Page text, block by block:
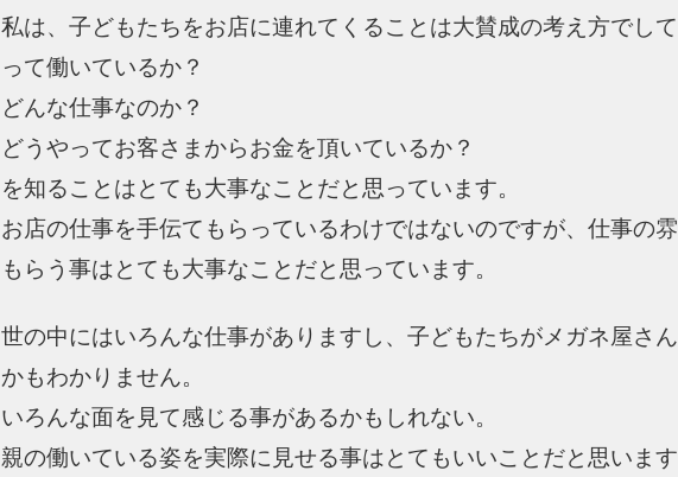
私は、子どもたちをお店に連れてくることは大賛成の考え方でし
って働いているか？
どんな仕事なのか？
どうやってお客さまからお金を頂いているか？
を知ることはとても大事なことだと思っています。
お店の仕事を手伝てもらっているわけではないのですが、仕事の
もらう事はとても大事なことだと思っています。
世の中にはいろんな仕事がありますし、子どもたちがメガネ屋さ
かもわかりません。
いろんな面を見て感じる事があるかもしれない。
親の働いている姿を実際に見せる事はとてもいいことだと思います